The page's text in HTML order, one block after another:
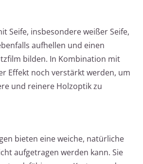
Seife, insbesondere weißer Seife,
aufhellen und einen
bilden. In Kombination mit
Effekt noch verstärkt werden, um
und reinere Holzoptik zu
bieten eine weiche, natürliche
aufgetragen werden kann. Sie